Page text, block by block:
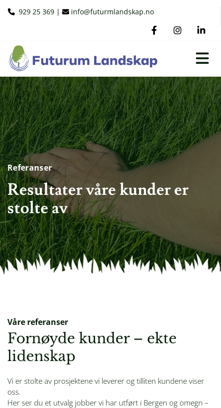
 929 25 369 |  info@futurmlandskap.no
Referanser
Resultater våre kunder er
stolte av
Våre referanser
Fornøyde kunder – ekte
lidenskap
Vi er stolte av prosjektene vi leverer og tilliten kundene viser
oss.
Her ser du et utvalg jobber vi har utført i Bergen og omegn –